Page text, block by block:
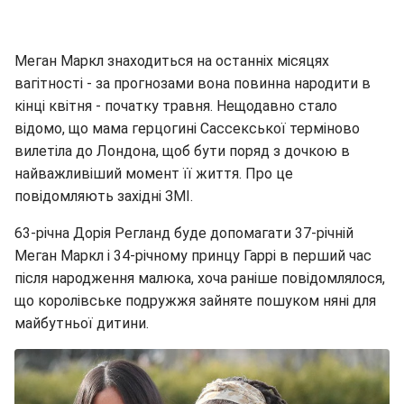
Меган Маркл знаходиться на останніх місяцях
вагітності - за прогнозами вона повинна народити в
кінці квітня - початку травня. Нещодавно стало
відомо, що мама герцогині Сассекської терміново
вилетіла до Лондона, щоб бути поряд з дочкою в
найважливіший момент її життя. Про це
повідомляють західні ЗМІ.
63-річна Дорія Регланд буде допомагати 37-річній
Меган Маркл і 34-річному принцу Гаррі в перший час
після народження малюка, хоча раніше повідомлялося,
що королівське подружжя зайняте пошуком няні для
майбутньої дитини.